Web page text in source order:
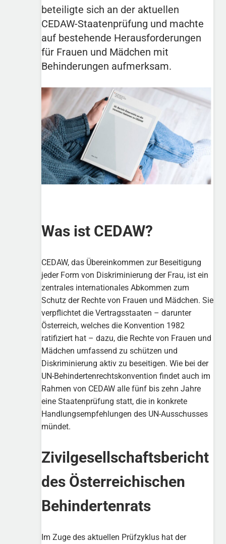
beteiligte sich an der aktuellen
CEDAW-Staatenprüfung und machte
auf bestehende Herausforderungen
für Frauen und Mädchen mit
Behinderungen aufmerksam.
Was ist CEDAW?
CEDAW, das Übereinkommen zur Beseitigung
jeder Form von Diskriminierung der Frau, ist ein
zentrales internationales Abkommen zum
Schutz der Rechte von Frauen und Mädchen. Sie
verpflichtet die Vertragsstaaten – darunter
Österreich, welches die Konvention 1982
ratifiziert hat – dazu, die Rechte von Frauen und
Mädchen umfassend zu schützen und
Diskriminierung aktiv zu beseitigen. Wie bei der
UN-Behindertenrechtskonvention findet auch im
Rahmen von CEDAW alle fünf bis zehn Jahre
eine Staatenprüfung statt, die in konkrete
Handlungsempfehlungen des UN-Ausschusses
mündet.
Zivilgesellschaftsbericht
des Österreichischen
Behindertenrats
Im Zuge des aktuellen Prüfzyklus hat der